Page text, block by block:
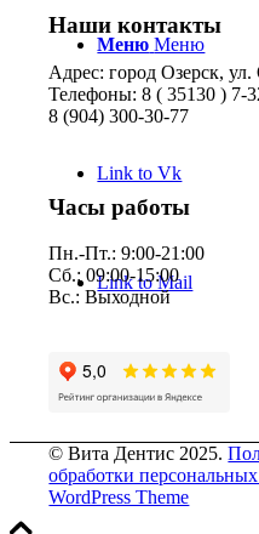
Меню Меню
Link to Vk
Link to Mail
Наши контакты
Адрес: город Озерск,
Телефоны: 8 ( 35130 ) 7-
8 (904) 300-30-77
Часы работы
Пн.-Пт.: 9:00-21:00
Сб.: 09:00-15:00
Вс.: Выходной
© Вита Дентис 2025.
обработки
WordPress Theme